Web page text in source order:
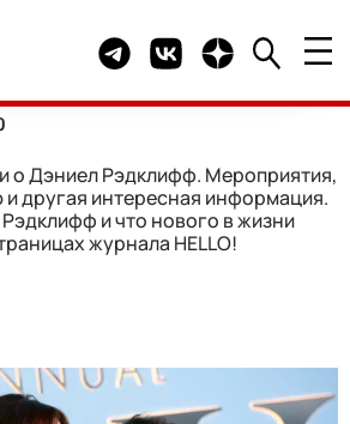
Telegram канал HELLO
Группа HELLO
Канал HELLO в
о Дэниел Рэдклифф. Мероприятия,
другая интересная информация.
и что нового в жизни
журнала HELLO!